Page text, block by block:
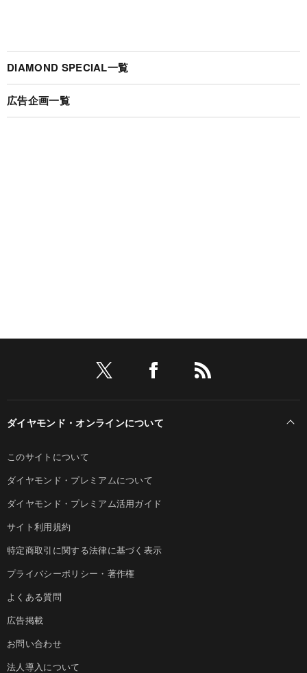
DIAMOND SPECIAL一覧
広告企画一覧
ダイヤモンド・オンラインについて
このサイトについて
ダイヤモンド・プレミアムについて
ダイヤモンド・プレミアム活用ガイド
サイト利用規約
特定商取引に関する法律に基づく表示
プライバシーポリシー・著作権
よくある質問
広告掲載
お問い合わせ
法人導入について